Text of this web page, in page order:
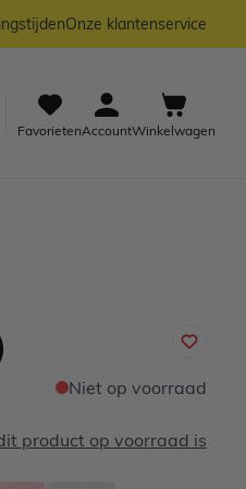
Onze klantenservice
FavorietenAccountWinkelwagen
Niet op voorraad
product op voorraad is